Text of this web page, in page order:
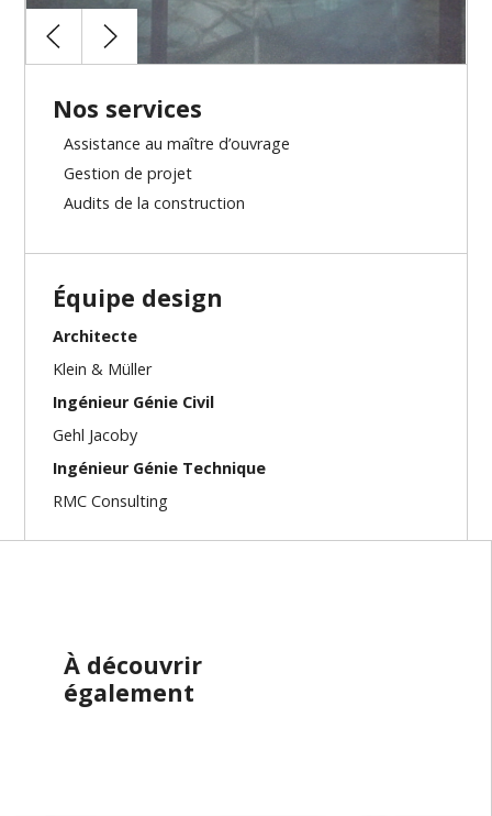
Nos services
Assistance au maître d’ouvrage
Gestion de projet
Audits de la construction
Équipe design
Architecte
Klein & Müller
Ingénieur Génie Civil
Gehl Jacoby
Ingénieur Génie Technique
RMC Consulting
À découvrir
également